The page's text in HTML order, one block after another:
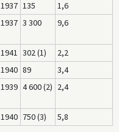
1937 135
1,6
1937 3 300 9,6
1941 302 (1)
2,2
1940 89
3,4
1939 4 600 (2) 2,4
1940 750 (3) 5,8